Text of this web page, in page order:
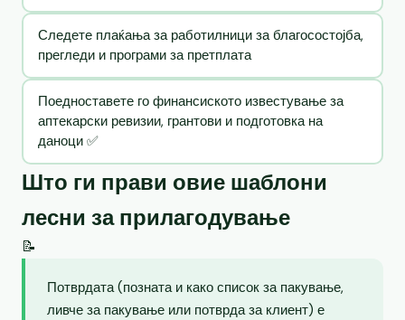
Следете плаќања за работилници за благосостојба,
прегледи и програми за претплата
Поедноставете го финансиското известување за
аптекарски ревизии, грантови и подготовка на
даноци ✅
Што ги прави овие шаблони
лесни за прилагодување
📝
Потврдата (позната и како список за пакување,
ливче за пакување или потврда за клиент) е